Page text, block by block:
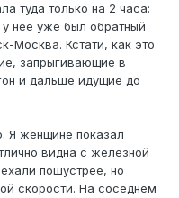
туда только на 2 часа:
нее уже был обратный
Москва. Кстати, как это
запрыгивающие в
и дальше идущие до
Я женщине показал
видна с железной
пошустрее, но
скорости. На соседнем